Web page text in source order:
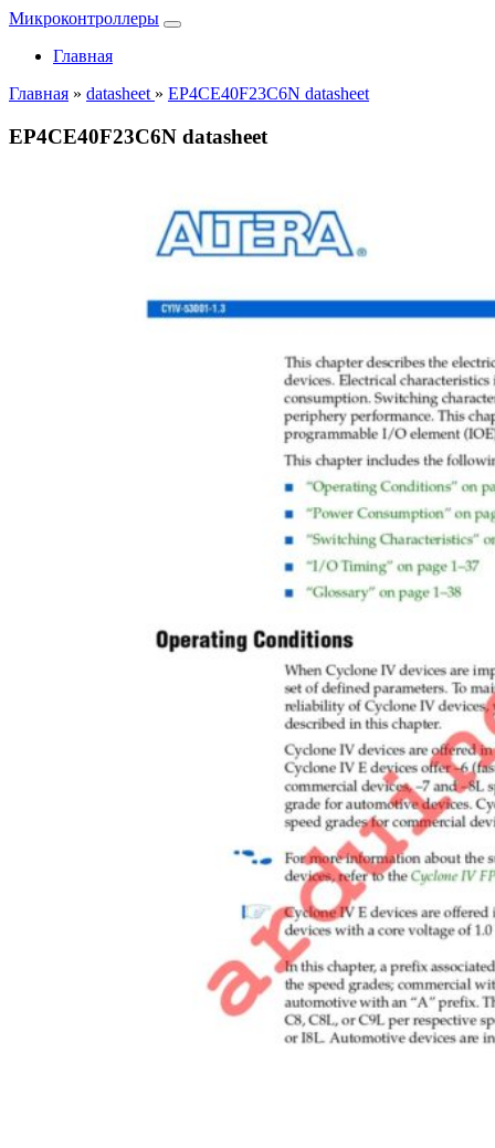
Микроконтроллеры
Главная
Главная » datasheet » EP4CE40F23C6N datasheet
EP4CE40F23C6N datasheet